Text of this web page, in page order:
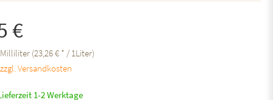
€
(23,26 € * / 1Liter)
zzgl. Versandkosten
1-2 Werktage